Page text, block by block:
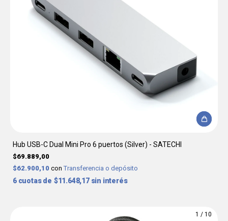
Hub USB-C Dual Mini Pro 6 puertos (Silver) - SATECHI
$69.889,00
$62.900,10 con Transferencia o depósito
6 $11.648,17 sin interés
1 / 10